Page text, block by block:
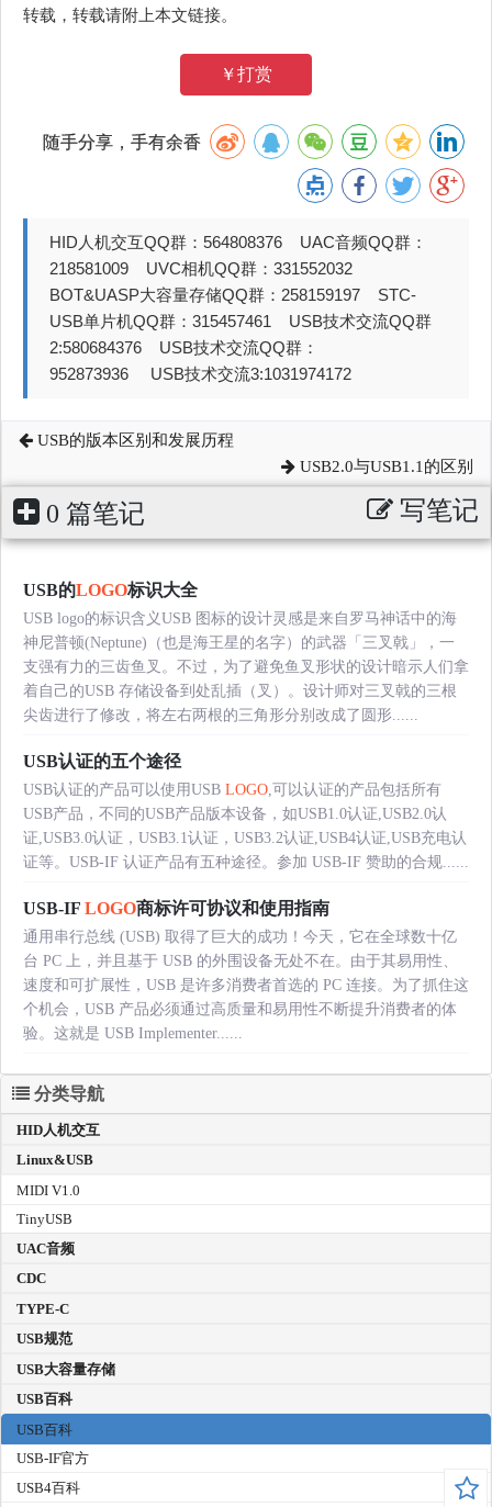
转载，转载请附上本文链接。
￥打赏
随手分享，手有余香
HID人机交互QQ群：564808376 UAC音频QQ群：
218581009 UVC相机QQ群：331552032
BOT&UASP大容量存储QQ群：258159197 STC-
USB单片机QQ群：315457461 USB技术交流QQ群
2:580684376 USB技术交流QQ群：
952873936 USB技术交流3:1031974172
USB的版本区别和发展历程
USB2.0与USB1.1的区别
0 篇笔记 写笔记
USB的LOGO标识大全
USB logo的标识含义USB 图标的设计灵感是来自罗马神话中的海
神尼普顿(Neptune)（也是海王星的名字）的武器「三叉戟」，一
支强有力的三齿鱼叉。不过，为了避免鱼叉形状的设计暗示人们拿
着自己的USB 存储设备到处乱插（叉）。设计师对三叉戟的三根
尖齿进行了修改，将左右两根的三角形分别改成了圆形......
USB认证的五个途径
USB认证的产品可以使用USB LOGO,可以认证的产品包括所有
USB产品，不同的USB产品版本设备，如USB1.0认证,USB2.0认
证,USB3.0认证，USB3.1认证，USB3.2认证,USB4认证,USB充电认
证等。USB-IF 认证产品有五种途径。参加 USB-IF 赞助的合规......
USB-IF LOGO商标许可协议和使用指南
通用串行总线 (USB) 取得了巨大的成功！今天，它在全球数十亿
台 PC 上，并且基于 USB 的外围设备无处不在。由于其易用性、
速度和可扩展性，USB 是许多消费者首选的 PC 连接。为了抓住这
个机会，USB 产品必须通过高质量和易用性不断提升消费者的体
验。这就是 USB Implementer......
分类导航
HID人机交互
Linux&USB
MIDI V1.0
TinyUSB
UAC音频
CDC
TYPE-C
USB规范
USB大容量存储
USB百科
USB百科
USB-IF官方
USB4百科